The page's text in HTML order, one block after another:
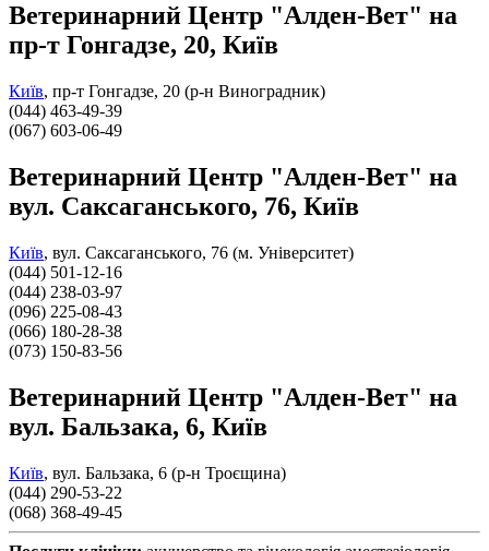
Ветеринарний Центр "Алден-Вет" на
пр-т Гонгадзе, 20, Київ
Київ, пр-т Гонгадзе, 20 (р-н Виноградник)
(044) 463-49-39
(067) 603-06-49
Ветеринарний Центр "Алден-Вет" на
вул. Саксаганського, 76, Київ
Київ, вул. Саксаганського, 76 (м. Університет)
(044) 501-12-16
(044) 238-03-97
(096) 225-08-43
(066) 180-28-38
(073) 150-83-56
Ветеринарний Центр "Алден-Вет" на
вул. Бальзака, 6, Київ
Київ, вул. Бальзака, 6 (р-н Троєщина)
(044) 290-53-22
(068) 368-49-45